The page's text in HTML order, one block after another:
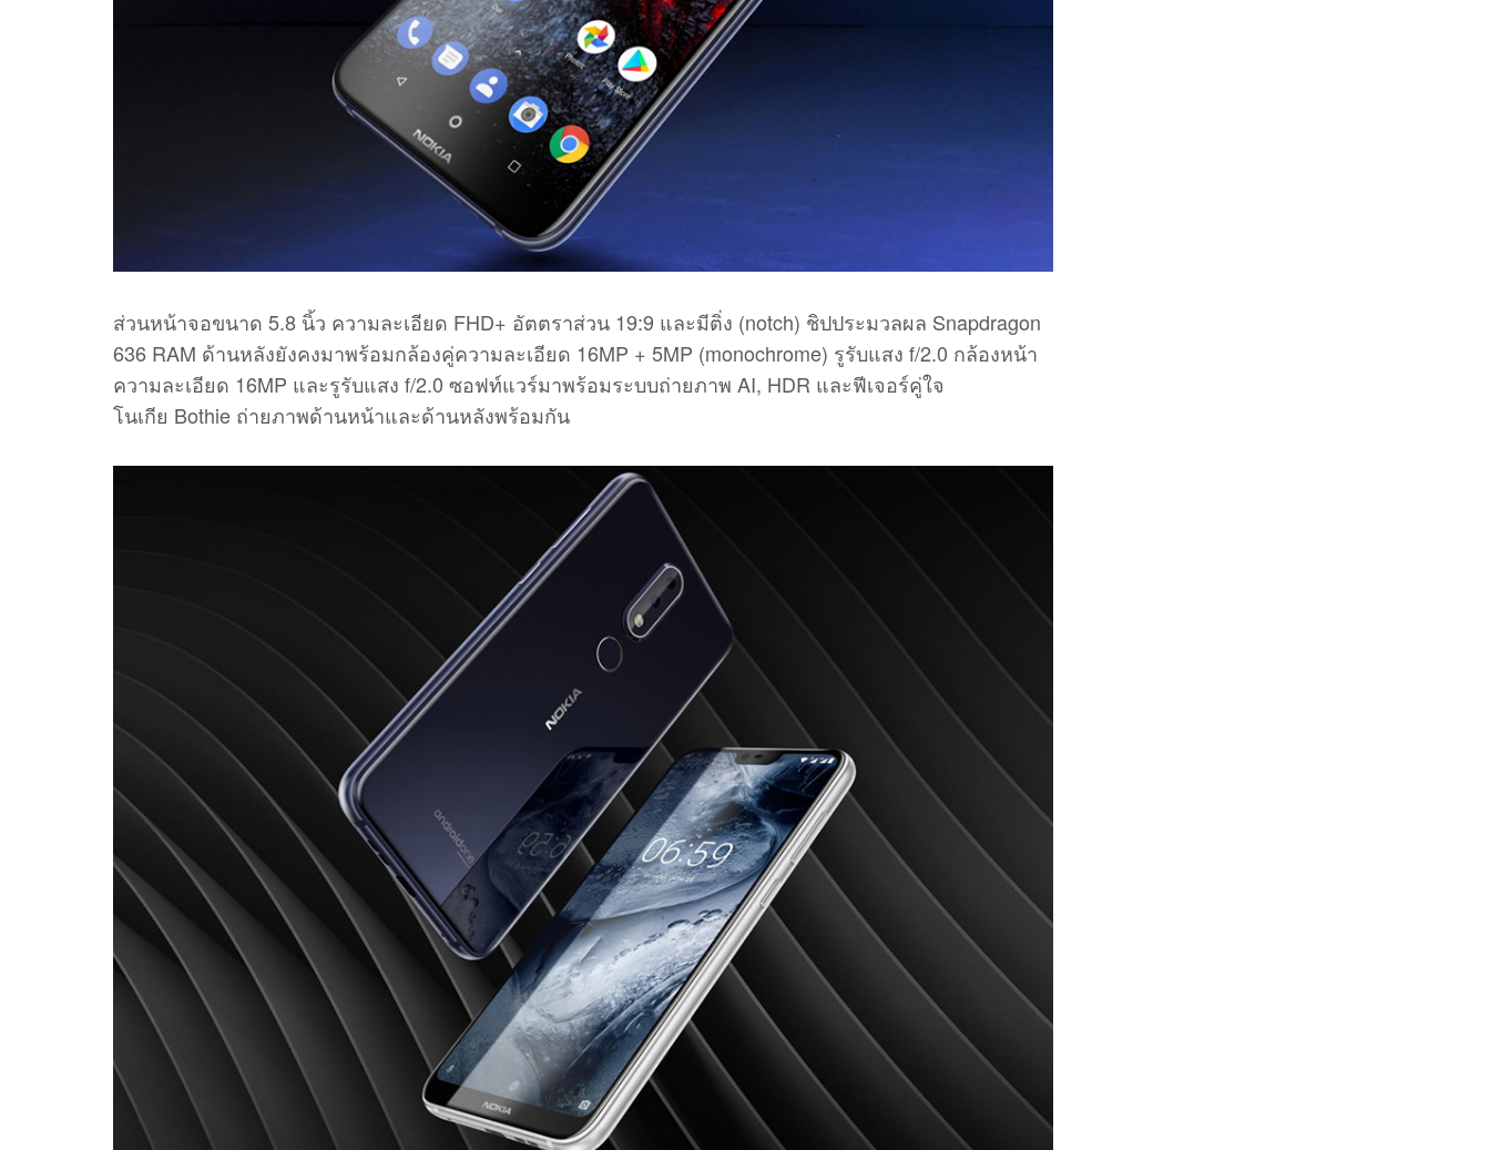
ส่วนหน้าจอขนาด 5.8 นิ้ว ความละเอียด FHD+ อัตตราส่วน 19:9 และมีติ่ง (notch) ชิปประมวลผล Snapdragon
636 RAM ด้านหลังยังคงมาพร้อมกล้องคู่ความละเอียด 16MP + 5MP (monochrome) รูรับแสง f/2.0 กล้องหน้า
ความละเอียด 16MP และรูรับแสง f/2.0 ซอฟท์แวร์มาพร้อมระบบถ่ายภาพ AI, HDR และฟีเจอร์คู่ใจ
โนเกีย Bothie ถ่ายภาพด้านหน้าและด้านหลังพร้อมกัน